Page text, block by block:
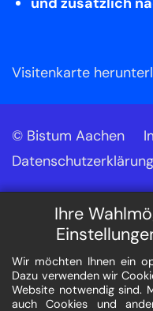
Ihre
Wir möchten Ihnen ein
Dazu verwenden wir
Website notwendig sind.
auch Cookies und
Visitenkarte
© Bistum Aachen
Datenschutzerklärung